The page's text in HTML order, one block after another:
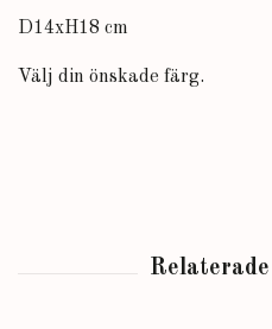
D14xH18 cm
Välj din önskade färg.